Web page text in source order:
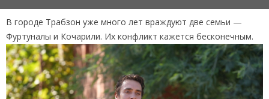
В городе Трабзон уже много лет враждуют две семьи —
Фуртуналы и Кочарили. Их конфликт кажется бесконечным.